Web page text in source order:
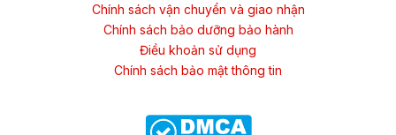
Chính sách vận chuyển và giao nhận
Chính sách bảo dưỡng bảo hành
Điều khoản sử dụng
Chính sách bảo mật thông tin